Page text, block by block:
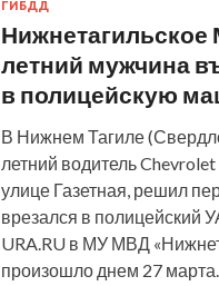
ГИБДД
Нижнетагильское
летний мужчина
в полицейскую
В Нижнем Тагиле
летний водитель
улице Газетная, решил
врезался в полицейский
URA.RU в МУ МВД
произошло днем 27